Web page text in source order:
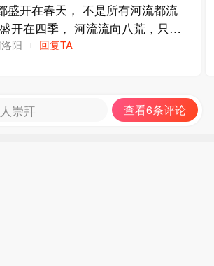
盛开在春天， 不是所有河流都流
开在四季， 河流流向八荒，只要
，无处不风景。
阳 回复TA
崇拜 查看6条评论